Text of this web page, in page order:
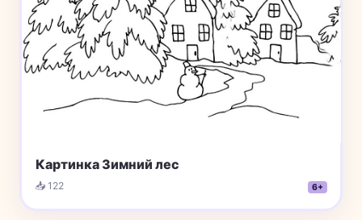
Картинка Зимний лес
📥 122 6+